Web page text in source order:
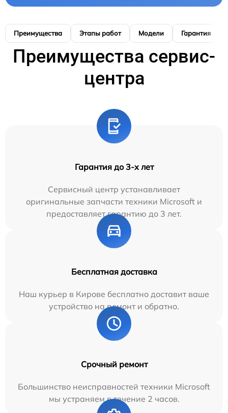
Преимущества Этапы работ Модели Гарантия
Преимущества сервис-
центра
Гарантия до 3-х лет
Сервисный центр устанавливает
оригинальные запчасти техники Microsoft и
предоставляет гарантию до 3 лет.
Бесплатная доставка
Наш курьер в Кирове бесплатно доставит ваше
устройство на ремонт и обратно.
Срочный ремонт
Большинство неисправностей техники Microsoft
мы устраняем в течение 2 часов.